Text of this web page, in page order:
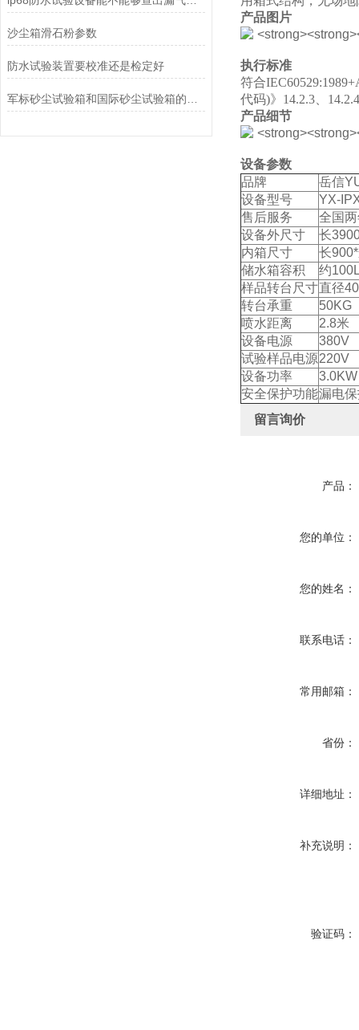
沙尘箱滑石粉参数
防水试验装置要校准还是检定好
产品图片
执行标准
符合
代码)》 14.2.3
产品细节
设备参数
品牌
岳信
设备型号
YX-
售后服务
全国
设备外尺寸
长
内箱尺寸
长
储水箱容积
约
样品转台尺寸直径
转台承重
50KG
喷水距离
2.8米
设备电源
380V
试验样品电源220V
设备功率
3.0KW
安全保护功能漏电
留言询价
产品：
您的单位：
您的姓名：
联系电话：
常用邮箱：
省份：
详细地址：
补充说明：
验证码：